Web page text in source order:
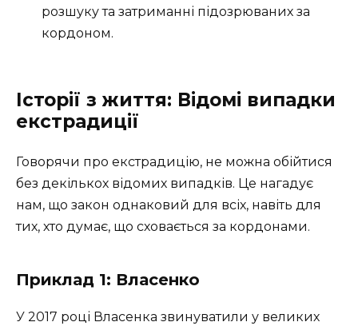
розшуку та затриманні підозрюваних за
кордоном.
Історії з життя: Відомі випадки
екстрадиції
Говорячи про екстрадицію, не можна обійтися
без декількох відомих випадків. Це нагадує
нам, що закон однаковий для всіх, навіть для
тих, хто думає, що сховається за кордонами.
Приклад 1: Власенко
У 2017 році Власенка звинуватили у великих